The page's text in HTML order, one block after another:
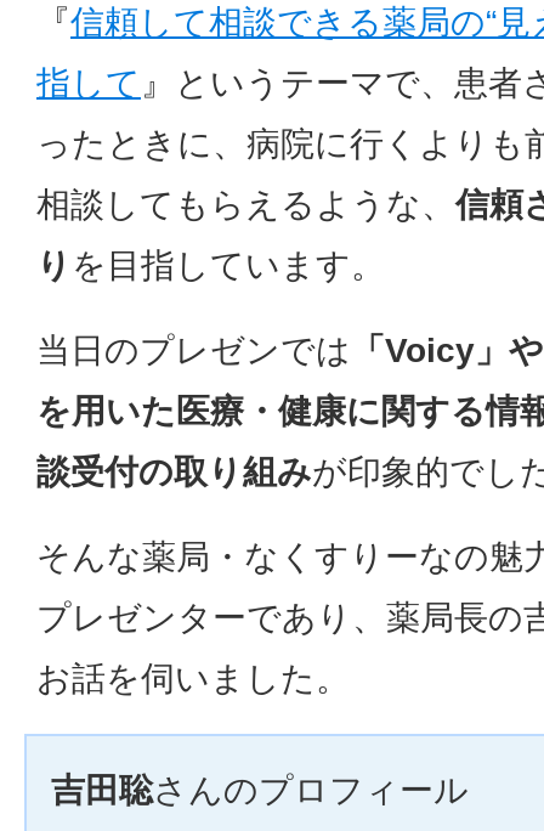
『信頼して相談できる薬局の“見
指して 』というテーマで、患者
ったときに、病院に行くよりも
相談してもらえるような、信頼
り を目指しています。
当日のプレゼンでは 「Voicy」
を用いた医療・健康に関する情
談受付の取り組みが印象的でし
そんな薬局・なくすりーなの魅
プレゼンターであり、薬局長の
お話を伺いました。
吉田聡さんのプロフィール